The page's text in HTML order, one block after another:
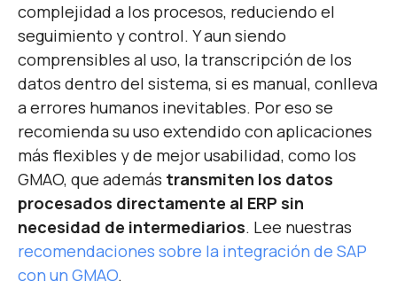
complejidad a los procesos, reduciendo el
seguimiento y control. Y aun siendo
comprensibles al uso, la transcripción de los
datos dentro del sistema, si es manual, conlleva
a errores humanos inevitables. Por eso se
recomienda su uso extendido con aplicaciones
más flexibles y de mejor usabilidad, como los
GMAO, que además transmiten los datos
procesados directamente al ERP sin
necesidad de intermediarios. Lee nuestras
recomendaciones sobre la integración de SAP
con un GMAO.